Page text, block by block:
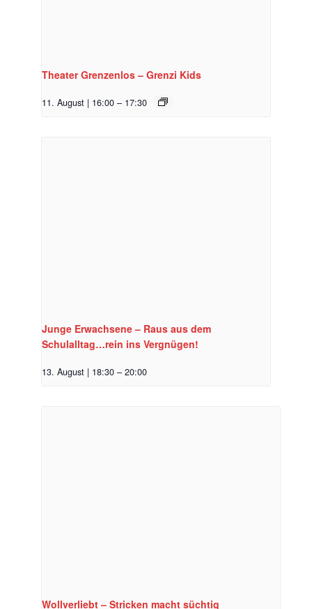
Theater Grenzenlos – Grenzi Kids
11. August | 16:00 – 17:30
Junge Erwachsene – Raus aus dem
Schulalltag…rein ins Vergnügen!
13. August | 18:30 – 20:00
Wollverliebt – Stricken macht süchtig